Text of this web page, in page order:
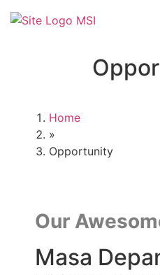
Home
»
Opportunity
Our
Masa